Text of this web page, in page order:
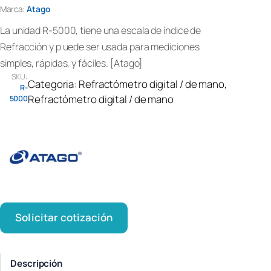
Marca: Atago
La unidad R-5000, tiene una escala de índice de
Refracción y p uede ser usada para mediciones
simples, rápidas, y fáciles. [Atago]
SKU:
R-
5000
Categoria: Refractómetro digital / de mano
Refractómetro digital / de mano
Solicitar cotización
Descripción